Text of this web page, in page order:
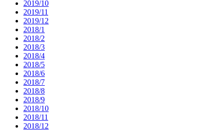
2019/10
2019/11
2019/12
2018/1
2018/2
2018/3
2018/4
2018/5
2018/6
2018/7
2018/8
2018/9
2018/10
2018/11
2018/12